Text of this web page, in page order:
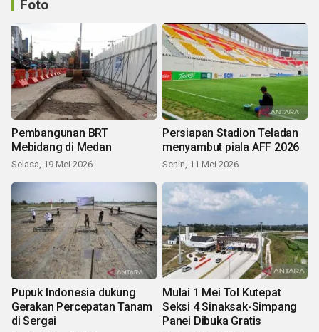
Foto
Pembangunan BRT
Mebidang di Medan
Selasa, 19 Mei 2026
Persiapan Stadion Teladan
menyambut piala AFF 2026
Senin, 11 Mei 2026
Pupuk Indonesia dukung
Gerakan Percepatan Tanam
di Sergai
Mulai 1 Mei Tol Kutepat
Seksi 4 Sinaksak-Simpang
Panei Dibuka Gratis